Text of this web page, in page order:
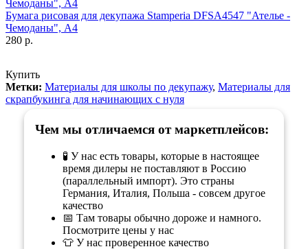
Бумага рисовая для декупажа Stamperia DFSA4547 "Ателье -
Чемоданы", А4
280 р.
Купить
Метки: Материалы для школы по декупажу, Материалы для
скрапбукинга для начинающих с нуля
Чем мы отличаемся от маркетплейсов:
🧪 У нас есть товары, которые в настоящее
время дилеры не поставляют в Россию
(параллельный импорт). Это страны
Германия, Италия, Польша - совсем другое
качество
📅 Там товары обычно дороже и намного.
Посмотрите цены у нас
👕 У нас проверенное качество